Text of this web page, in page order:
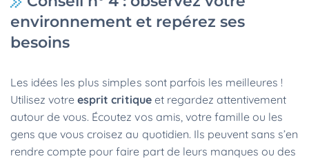
environnement et repérez ses
besoins
Les idées les plus simples sont parfois les meilleures !
Utilisez votreesprit critiqueet regardez attentivement
autour de vous. Écoutez vos amis, votre famille ou les
gens que vous croisez au quotidien. Ils peuvent sans s’en
rendre compte pour faire part de leurs manques ou des